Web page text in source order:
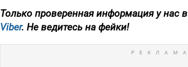
Только проверенная информация у нас в
Viber. Не ведитесь на фейки!